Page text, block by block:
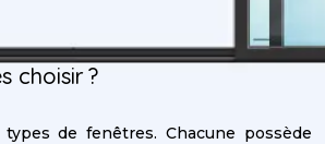
choisir ?
de fenêtres. Chacune possède